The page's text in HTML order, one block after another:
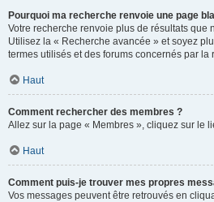
Pourquoi ma recherche renvoie une page
Votre recherche renvoie plus de résultats que
Utilisez la « Recherche avancée » et soyez
termes utilisés et des forums concernés par la
Haut
Comment rechercher des membres ?
Allez sur la page « Membres », cliquez sur le
Haut
Comment puis-je trouver mes propres
Vos messages peuvent être retrouvés en